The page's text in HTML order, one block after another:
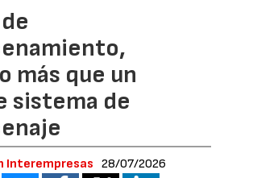
más que un
sistema de
Interempresas 28/07/2026